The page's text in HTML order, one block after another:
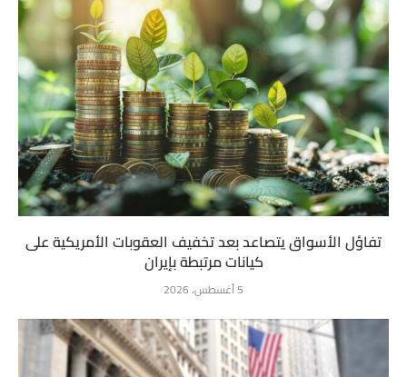
تفاؤل الأسواق يتصاعد بعد تخفيف العقوبات الأمريكية على
كيانات مرتبطة بإيران
5 أغسطس، 2026